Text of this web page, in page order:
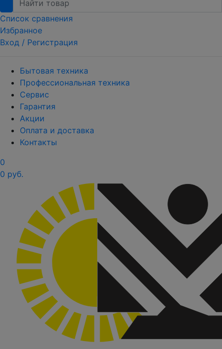
Список сравнения
Избранное
Вход / Регистрация
Бытовая техника
Профессиональная техника
Сервис
Гарантия
Акции
Оплата и доставка
Контакты
0
0 руб.